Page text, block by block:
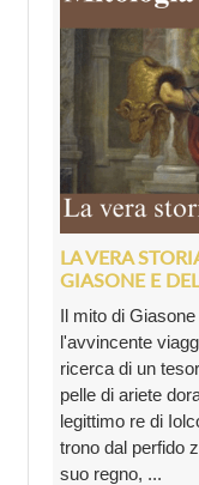
LA VERA
GIASONE E
Il mito di
l'avvincente
ricerca di un
pelle di ariete
legittimo re di
trono dal perfido
suo regno, ...